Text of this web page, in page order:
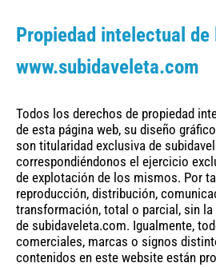
Propiedad intelectual de
www.subidaveleta.com
Todos los derechos de propiedad
de esta página web, su diseño
son titularidad exclusiva de
correspondiéndonos el ejercicio
de explotación de los mismos. Por
reproducción, distribución,
transformación, total o parcial, sin
de subidaveleta.com. Igualmente,
comerciales, marcas o signos
contenidos en este website están